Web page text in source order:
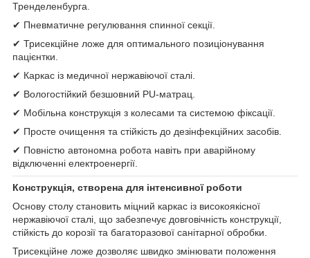
Тренделенбурга.
✔ Пневматичне регулювання спинної секції.
✔ Трисекційне ложе для оптимального позиціонування
пацієнтки.
✔ Каркас із медичної нержавіючої сталі.
✔ Вологостійкий безшовний PU-матрац.
✔ Мобільна конструкція з колесами та системою фіксації.
✔ Просте очищення та стійкість до дезінфекційних засобів.
✔ Повністю автономна робота навіть при аварійному
відключенні електроенергії.
Конструкція, створена для інтенсивної роботи
Основу столу становить міцний каркас із високоякісної
нержавіючої сталі, що забезпечує довговічність конструкції,
стійкість до корозії та багаторазової санітарної обробки.
Трисекційне ложе дозволяє швидко змінювати положення